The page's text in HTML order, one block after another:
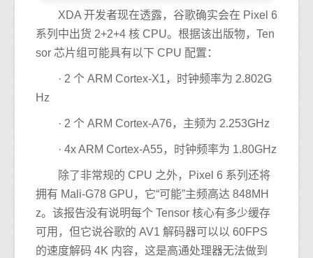
XDA 开发者现在透露，谷歌确实会在 Pixel 6
系列中出货 2+2+4 核 CPU。根据该出版物，Ten
sor 芯片组可能具有以下 CPU 配置：
· 2 个 ARM Cortex-X1，时钟频率为 2.802G
Hz
· 2 个 ARM Cortex-A76，主频为 2.253GHz
· 4x ARM Cortex-A55，时钟频率为 1.80GHz
除了非常规的 CPU 之外，Pixel 6 系列还将
拥有 Mali-G78 GPU，它“可能”主频高达 848MH
z。该报告没有说明每个 Tensor 核心有多少缓存
可用，但它说谷歌的 AV1 解码器可以以 60FPS
的速度解码 4K 内容，这是高通处理器无法做到